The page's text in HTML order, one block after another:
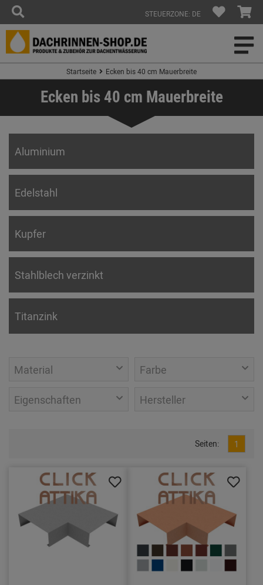
STEUERZONE: DE
Startseite Ecken bis 40 cm Mauerbreite
Ecken bis 40 cm Mauerbreite
Aluminium
Edelstahl
Kupfer
Stahlblech verzinkt
Titanzink
Material Farbe
Eigenschaften Hersteller
Seiten: 1